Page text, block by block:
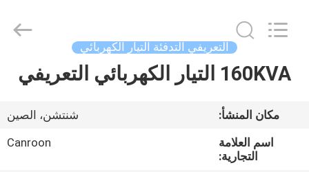
منزل
المنتجات
Appliances
Reserved.
التعريفي التدفئة التيار الكهربائي
160KVA التيار الكهربائي التعريفي
مكان المنشأ:
شنتشن، الصين
اسم العلامة
التجارية:
Canroon